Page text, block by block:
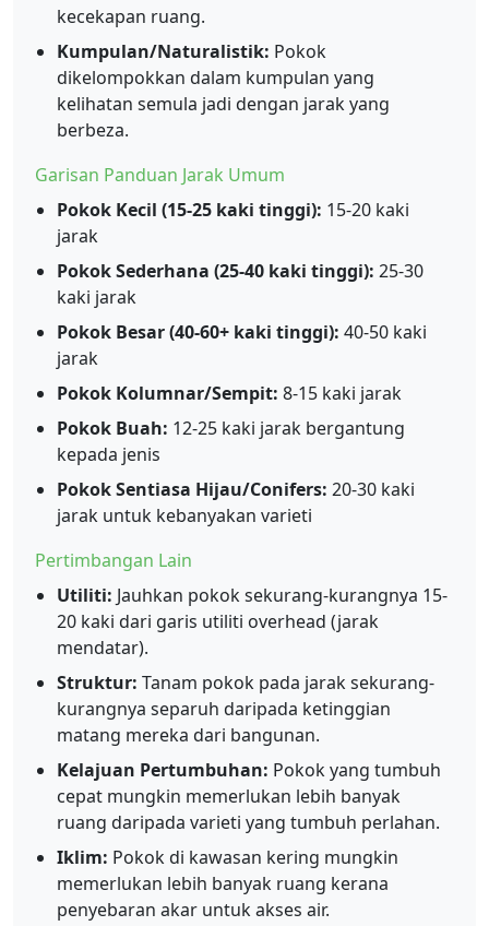
kecekapan ruang.
Kumpulan/Naturalistik: Pokok
dikelompokkan dalam kumpulan yang
kelihatan semula jadi dengan jarak yang
berbeza.
Garisan Panduan Jarak Umum
Pokok Kecil (15-25 kaki tinggi): 15-20 kaki
jarak
Pokok Sederhana (25-40 kaki tinggi): 25-30
kaki jarak
Pokok Besar (40-60+ kaki tinggi): 40-50 kaki
jarak
Pokok Kolumnar/Sempit: 8-15 kaki jarak
Pokok Buah: 12-25 kaki jarak bergantung
kepada jenis
Pokok Sentiasa Hijau/Conifers: 20-30 kaki
jarak untuk kebanyakan varieti
Pertimbangan Lain
Utiliti: Jauhkan pokok sekurang-kurangnya 15-
20 kaki dari garis utiliti overhead (jarak
mendatar).
Struktur: Tanam pokok pada jarak sekurang-
kurangnya separuh daripada ketinggian
matang mereka dari bangunan.
Kelajuan Pertumbuhan: Pokok yang tumbuh
cepat mungkin memerlukan lebih banyak
ruang daripada varieti yang tumbuh perlahan.
Iklim: Pokok di kawasan kering mungkin
memerlukan lebih banyak ruang kerana
penyebaran akar untuk akses air.